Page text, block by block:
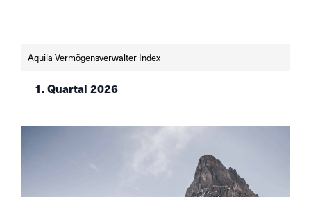
einer tiefen […]
Aquila Vermögensverwalter Index
1. Quartal 2026